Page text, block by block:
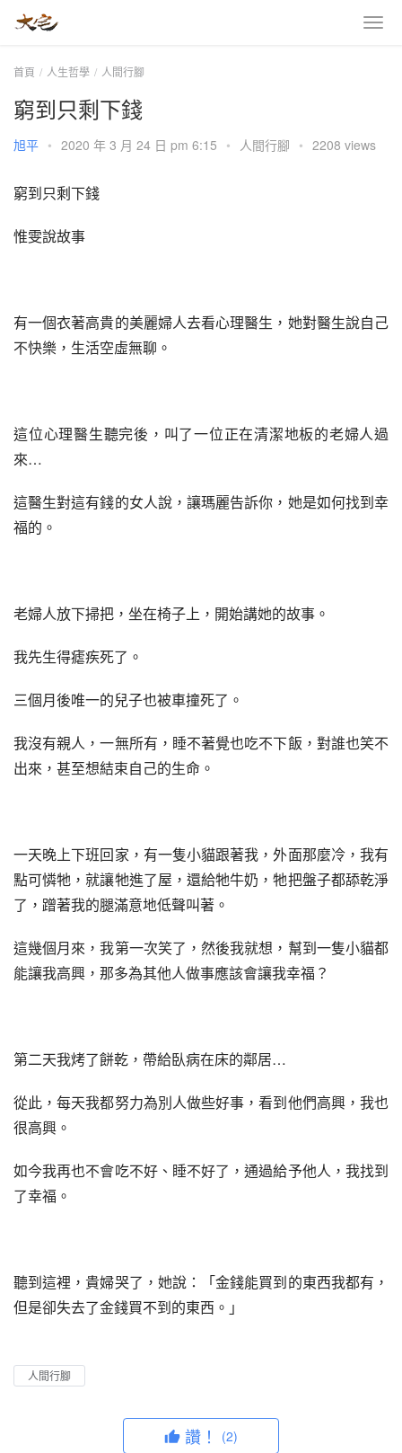
首頁 人生哲學 人間行腳
窮到只剩下錢
旭平 • 2020 年 3 月 24 日 pm 6:15 • 人間行腳 • 2208 views
窮到只剩下錢
惟雯說故事
有一個衣著高貴的美麗婦人去看心理醫生，她對醫生說自己
不快樂，生活空虛無聊。
這位心理醫生聽完後，叫了一位正在清潔地板的老婦人過
來…
這醫生對這有錢的女人說，讓瑪麗告訴你，她是如何找到幸
福的。
老婦人放下掃把，坐在椅子上，開始講她的故事。
我先生得瘧疾死了。
三個月後唯一的兒子也被車撞死了。
我沒有親人，一無所有，睡不著覺也吃不下飯，對誰也笑不
出來，甚至想結束自己的生命。
一天晚上下班回家，有一隻小貓跟著我，外面那麼冷，我有
點可憐牠，就讓牠進了屋，還給牠牛奶，牠把盤子都舔乾淨
了，蹭著我的腿滿意地低聲叫著。
這幾個月來，我第一次笑了，然後我就想，幫到一隻小貓都
能讓我高興，那多為其他人做事應該會讓我幸福？
第二天我烤了餅乾，帶給臥病在床的鄰居…
從此，每天我都努力為別人做些好事，看到他們高興，我也
很高興。
如今我再也不會吃不好、睡不好了，通過給予他人，我找到
了幸福。
聽到這裡，貴婦哭了，她說：「金錢能買到的東西我都有，
但是卻失去了金錢買不到的東西。」
人間行腳
讚！ (2)